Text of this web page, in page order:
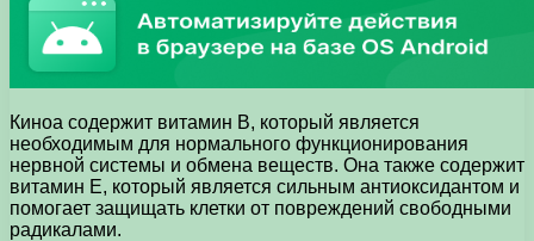
Киноа содержит витамин В, который является
необходимым для нормального функционирования
нервной системы и обмена веществ. Она также содержит
витамин Е, который является сильным антиоксидантом и
помогает защищать клетки от повреждений свободными
радикалами.